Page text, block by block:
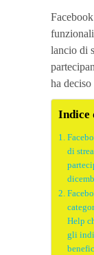
lancio di
ha
Indice
di
Help
gli